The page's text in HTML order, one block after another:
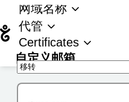
网域名称
代管
Certificates
自定义邮箱